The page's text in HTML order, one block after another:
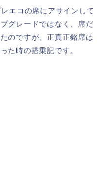
エコの席にアサインして
グレードではなく、席だ
のですが、正真正銘席は
た時の搭乗記です。